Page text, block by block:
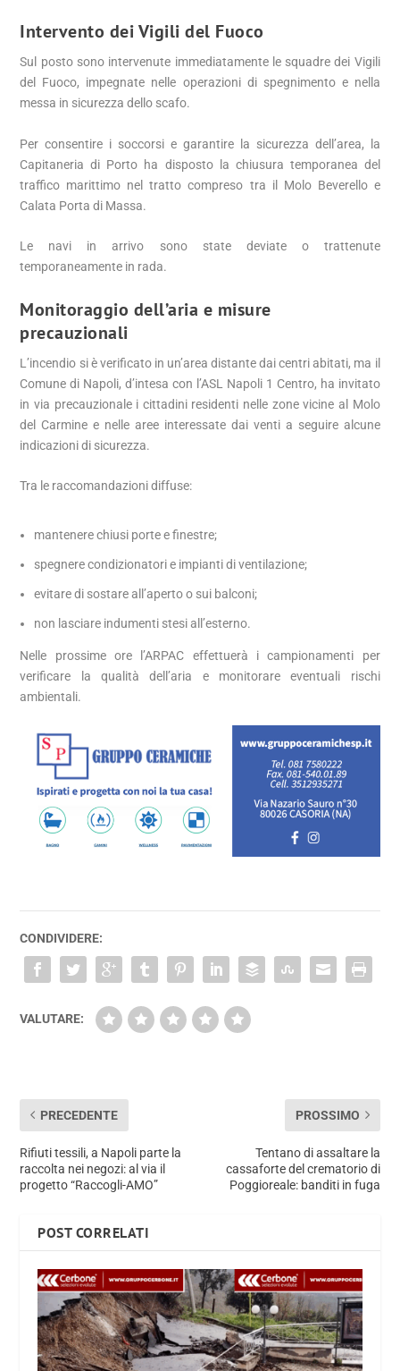
Intervento dei Vigili del Fuoco
Sul posto sono intervenute immediatamente le squadre dei Vigili
del Fuoco, impegnate nelle operazioni di spegnimento e nella
messa in sicurezza dello scafo.
Per consentire i soccorsi e garantire la sicurezza dell’area, la
Capitaneria di Porto ha disposto la chiusura temporanea del
traffico marittimo nel tratto compreso tra il Molo Beverello e
Calata Porta di Massa.
Le navi in arrivo sono state deviate o trattenute
temporaneamente in rada.
Monitoraggio dell’aria e misure
precauzionali
L’incendio si è verificato in un’area distante dai centri abitati, ma il
Comune di Napoli, d’intesa con l’ASL Napoli 1 Centro, ha invitato
in via precauzionale i cittadini residenti nelle zone vicine al Molo
del Carmine e nelle aree interessate dai venti a seguire alcune
indicazioni di sicurezza.
Tra le raccomandazioni diffuse:
mantenere chiusi porte e finestre;
spegnere condizionatori e impianti di ventilazione;
evitare di sostare all’aperto o sui balconi;
non lasciare indumenti stesi all’esterno.
Nelle prossime ore l’ARPAC effettuerà i campionamenti per
verificare la qualità dell’aria e monitorare eventuali rischi
ambientali.
CONDIVIDERE:
VALUTARE:
PRECEDENTE
Rifiuti tessili, a Napoli parte la
raccolta nei negozi: al via il
progetto “Raccogli-AMO”
PROSSIMO
Tentano di assaltare la
cassaforte del crematorio di
Poggioreale: banditi in fuga
POST CORRELATI